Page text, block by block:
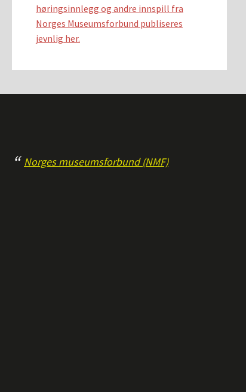
høringsinnlegg og andre innspill fra
Norges Museumsforbund publiseres
jevnlig her.
Norges museumsforbund (NMF)